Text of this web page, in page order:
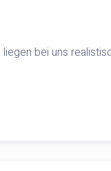
bei uns